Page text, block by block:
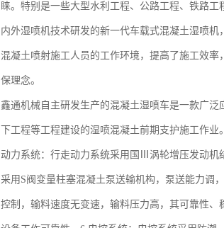
睐。特别是一些大型水利工程、公路工程、铁路
内外湿喷机技术研发的新一代车载式混凝土湿喷
混凝土喷射施工人员的工作环境，提高了施工效
保理念。
鑫通机械自主研发生产的混凝土湿喷车是一款广
下工程等工程建设的湿喷混凝土前期支护施工作
动力系统：行走动力系统采用国Ⅲ涡轮增压发动机
采用S阀变量柱塞混凝土泵送输机构，泵送能力调
控制，输料速度无变速，输料压力高，其可靠性